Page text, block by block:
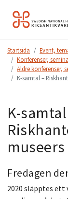
Hoppa
till
Startsida
Event,
Konferenser,
Äldre konferenser,
K-samtal –
K-
Fredagen
2020 släpptes ett